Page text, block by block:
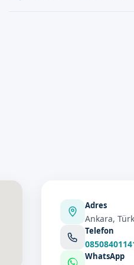
Adres
Ankara,
Telefon
WhatsApp